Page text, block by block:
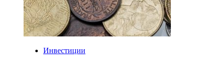
Инвестиции